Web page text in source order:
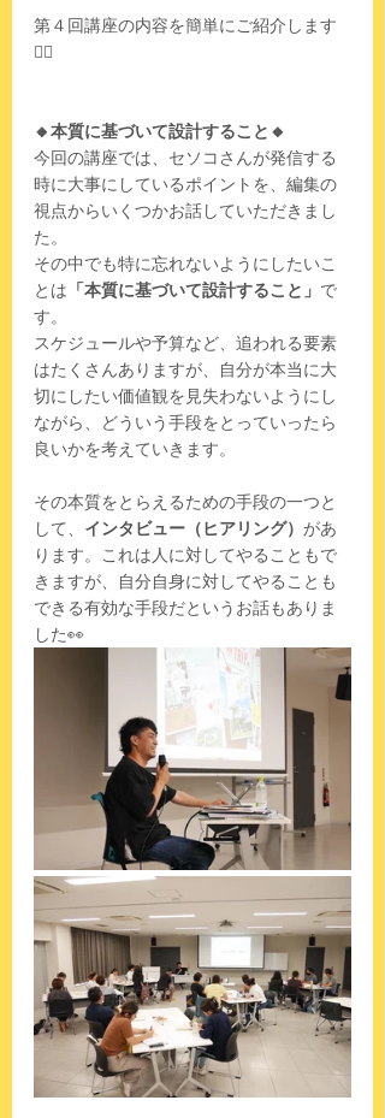
第４回講座の内容を簡単にご紹介します
🙋‍♀️
🔸本質に基づいて設計すること🔸
今回の講座では、セソコさんが発信する
時に大事にしているポイントを、編集の
視点からいくつかお話していただきまし
た。
その中でも特に忘れないようにしたいこ
とは 「本質に基づいて設計すること」 で
す。
スケジュールや予算など、追われる要素
はたくさんありますが、自分が本当に大
切にしたい価値観を見失わないようにし
ながら、どういう手段をとっていったら
良いかを考えていきます。
その本質をとらえるための手段の一つと
して、 インタビュー（ヒアリング） があ
ります。これは人に対してやることもで
きますが、自分自身に対してやることも
できる有効な手段だというお話もありま
した👀